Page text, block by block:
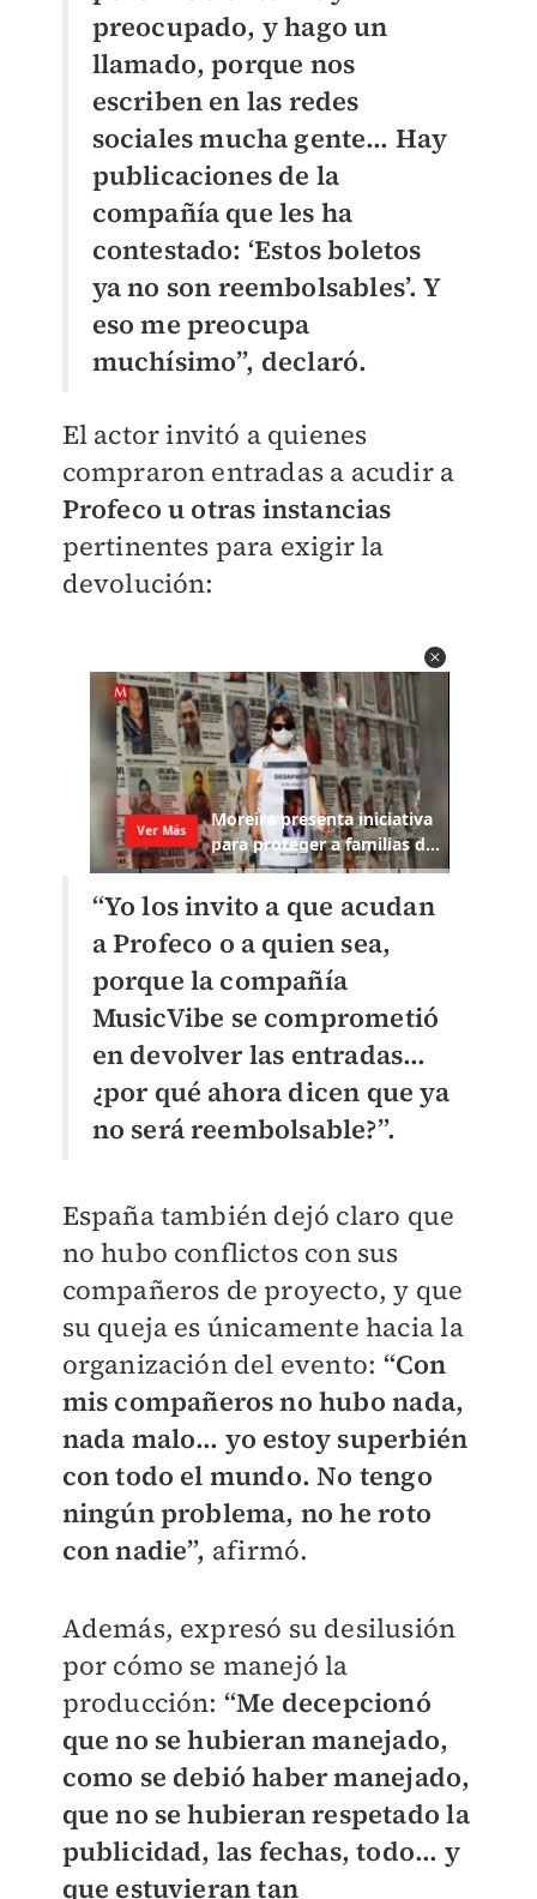
preocupado, y hago un
llamado, porque nos
escriben en las redes
sociales mucha gente… Hay
publicaciones de la
compañía que les ha
contestado: ‘Estos boletos
ya no son reembolsables’. Y
eso me preocupa
muchísimo”, declaró.
El actor invitó a quienes
compraron entradas a acudir a
Profeco u otras instancias
pertinentes para exigir la
devolución:
“Yo los invito a que acudan
a Profeco o a quien sea,
porque la compañía
MusicVibe se comprometió
en devolver las entradas…
¿por qué ahora dicen que ya
no será reembolsable?”.
España también dejó claro que
no hubo conflictos con sus
compañeros de proyecto, y que
su queja es únicamente hacia la
organización del evento: “Con
mis compañeros no hubo nada,
nada malo… yo estoy superbién
con todo el mundo. No tengo
ningún problema, no he roto
con nadie”, afirmó.
Además, expresó su desilusión
por cómo se manejó la
producción: “Me decepcionó
que no se hubieran manejado,
como se debió haber manejado,
que no se hubieran respetado la
publicidad, las fechas, todo… y
que estuvieran tan